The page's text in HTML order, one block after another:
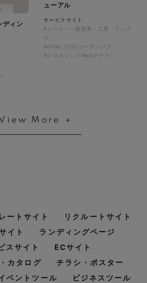
ューアル
サービスサイト
#メーカー・製造業・工業・インフ
ラ
#HTML/CSSコーディング
#レスポンシブWebデザイン
ディン
More ＋
ートサイト
リクルートサイト
イト
ランディングページ
スサイト
ECサイト
カタログ
チラシ・ポスター
ベントツール
ビジネスツール